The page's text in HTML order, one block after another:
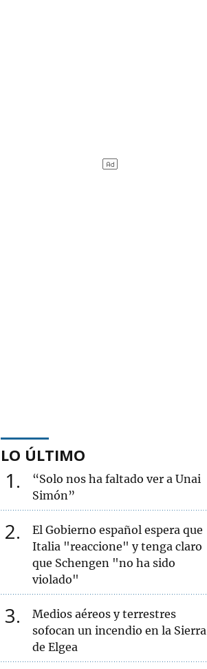
LO ÚLTIMO
1
“Solo nos ha faltado ver a Unai
Simón”
2
El Gobierno español espera que
Italia "reaccione" y tenga claro
que Schengen "no ha sido
violado"
3
Medios aéreos y terrestres
sofocan un incendio en la Sierra
de Elgea